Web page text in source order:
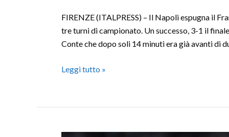
FIRENZE (ITALPRESS) – Il Napoli espugna il
tre turni di campionato. Un successo, 3-1 il
Conte che dopo soli 14 minuti era già avanti di
Leggi tutto »